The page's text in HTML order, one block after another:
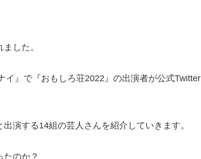
した。
』で『おもしろ荘2022』の出演者が公式Twitter
演する14組の芸人さんを紹介していきます。
のか？